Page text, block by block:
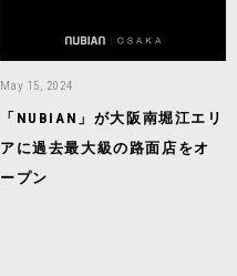
May 15, 2024
「NUBIAN」が大阪南堀江エリ
アに過去最大級の路面店をオ
ープン